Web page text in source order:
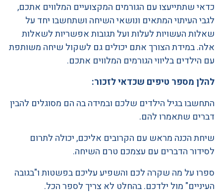
כדאי שתתייעצו עם הגורמים המקצועיים המלווים אתכם,
לגבי העיתוי המתאים ונושאי השיחה ושתחשבו יחד על
שאלות העשויות לעלות ועל תגובות אפשריות לשאלות
אלה. במידת הצורך אתם יכולים גם לשקול שיחה משותפת
עם הילדים בליווי הגורמים המלווים אתכם.
להלן מספר טיפים שכדאי לזכור:
התחשבו בגיל הילדים שלכם ובמידה בה הם מסוגלים להבין
דברים שתאמרו להם.
שיחת הכנה מראש עם הקרובים אליכם, יכולה לתרום
לסידור הדברים עם עצמכם טרם השיחה.
ספרו על מה שקרה לכם והשפיע עליכם בפשטות ו"בגובה
העיניים" מול ילדכם. בהחלט לא צריך לספר הכל.